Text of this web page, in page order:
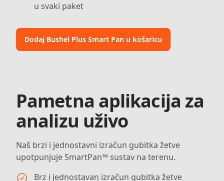
u svaki paket
Dodaj Bushel Plus Smart Pan u košaricu
Pametna aplikacija za
analizu uživo
Naš brzi i jednostavni izračun gubitka žetve
upotpunjuje SmartPan™ sustav na terenu.
Brz i jednostavan izračun gubitka žetve